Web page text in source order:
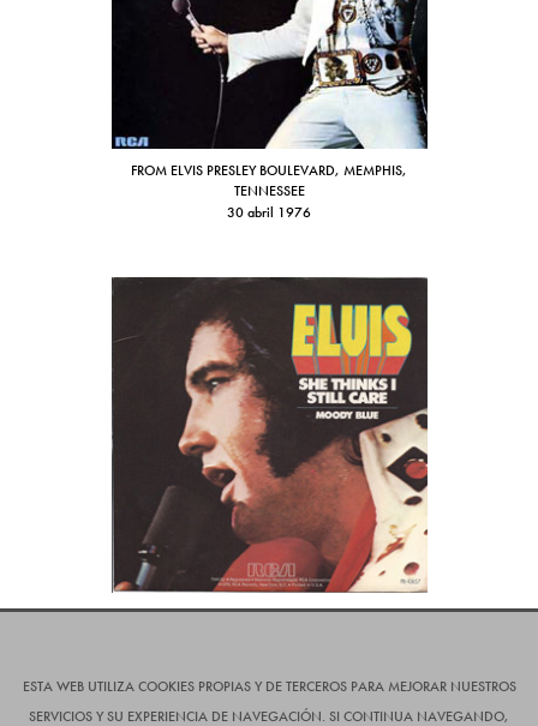
FROM ELVIS PRESLEY BOULEVARD, MEMPHIS,
TENNESSEE
30 abril 1976
MOODY BLUE - SHE THINKS I STILL CARE
1977
ESTA WEB UTILIZA COOKIES PROPIAS Y DE TERCEROS PARA MEJORAR NUESTROS
SERVICIOS Y SU EXPERIENCIA DE NAVEGACIÓN. SI CONTINUA NAVEGANDO,